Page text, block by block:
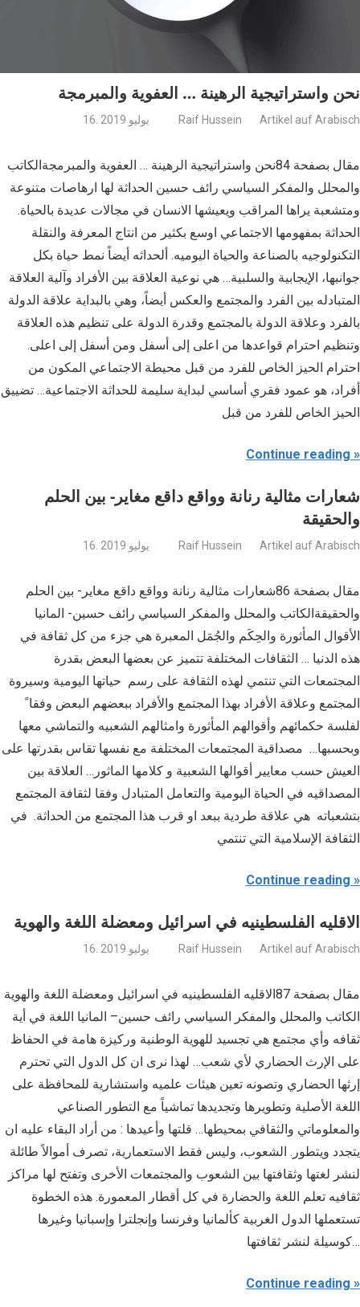
نحن واستراتيجية الرهينة … العفوية والمبرمجة
16. يوليو 2019 Raif Hussein Artikel auf Arabisch
مقال بصفحة 84نحن واستراتيجية الرهينة … العفوية والمبرمجةالكاتب
والمحلل والمفكر السياسي رائف حسين الحداثة لها ارهاصات متنوعة
ومتشعبة يراها المراقب ويعيشها الانسان في مجالات عديدة بالحياة.
الحداثة بمفهومها الاجتماعي اوسع بكثير من انتاج المعرفة والنقلة
التكنولوجيه بالصناعة والحياة اليوميه. ألحداثه أيضاً نمط حياة بكل
جوانبها، الإيجابية والسلبية… هي نوعية العلاقة بين الأفراد وآلية العلاقة
المتبادله بين الفرد والمجتمع والعكس أيضاً، وهي بالبداية علاقة الدولة
بالفرد وعلاقة الدولة بالمجتمع وقدرة الدولة على تنظيم هذه العلاقة
وتنظيم احترام قواعدها من اعلى إلى أسفل ومن أسفل إلى اعلى.
احترام الحيز الخاص للفرد من قبل محيطة الاجتماعي المكون من
أفراد، هو عمود فقري أساسي لبداية سليمة للحداثة الاجتماعية… تضييق
الحيز الخاص للفرد من قبل
Continue reading
شعارات مثالية رنانة وواقع داقع مغاير- بين الحلم
والحقيقة
16. يوليو 2019 Raif Hussein Artikel auf Arabisch
مقال بصفحة 86شعارات مثالية رنانة وواقع داقع مغاير- بين الحلم
والحقيقةالكاتب والمحلل والمفكر السياسي رائف حسين- المانيا
الأقوال المأثورة والحِكَم والجُمَل المعبرة هي جزء من كل ثقافة في
هذه الدنيا … الثقافات المختلفة تتميز عن بعضها البعض بقدرة
المجتمعات التي تنتمي لهذه الثقافة على رسم حياتها اليومية وسيروة
المجتمع وعلاقة الأفراد بهذا المجتمع والأفراد ببعضهم البعض وفقا ً
لفلسة حكمائهم وأقوالهم المأثورة وامثالهم الشعبيه والتماشي معها
وبحسبها… مصداقية المجتمعات المختلفة مع نفسها تقاس بقدرتها على
العيش حسب معايير أقوالها الشعبية و كلامها الماثور… العلاقة بين
المصداقيه في الحياة اليومية والتعامل المتبادل وفقا لثقافة المجتمع
بتشعباته هي علاقة طردية ببعد او قرب هذا المجتمع من الحداثة. في
الثقافة الإسلامية التي تنتمي
Continue reading
الاقليه الفلسطينيه في اسرائيل ومعضلة اللغة والهوية
16. يوليو 2019 Raif Hussein Artikel auf Arabisch
مقال بصفحة 87الاقليه الفلسطينيه في اسرائيل ومعضلة اللغة والهوية
الكاتب والمحلل والمفكر السياسي رائف حسين– المانيا اللغة في أية
ثقافه وأي مجتمع هي تجسيد للهوية الوطنية وركيزة هامة في الحفاظ
على الإرث الحضاري لأي شعب… لهذا نرى ان كل الدول التي تحترم
إرثها الحضاري وتصونه تعين هيئات علميه واستشارية للمحافظة على
اللغة الأصلية وتطويرها وتجديدها تماشياً مع التطور الصناعي
والمعلوماتي والثقافي بمحيطها… قلتها وأعيدها : من أراد البقاء عليه ان
يتجدد ويتطور. الشعوب، وليس فقط الاستعمارية، تصرف أموالاً طائلة
لنشر لغتها وثقافتها بين الشعوب والمجتمعات الأخرى وتفتح لها مراكز
ثقافيه تعلم اللغة والحضارة في كل أقطار المعمورة. هذه الخطوة
تستعملها الدول الغربية كألمانيا وفرنسا وإنجلترا وإسبانيا وغيرها
كوسيلة لنشر ثقافتها…
Continue reading